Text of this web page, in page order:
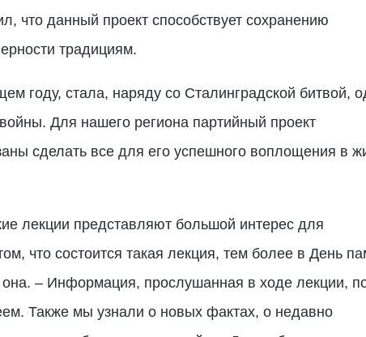
что данный проект способствует сохранению
традициям.
году, стала, наряду со Сталинградской битвой,
Для нашего региона партийный проект
сделать все для его успешного воплощения в
лекции представляют большой интерес для
что состоится такая лекция, тем более в День
– Информация, прослушанная в ходе лекции,
Также мы узнали о новых фактах, о недавно